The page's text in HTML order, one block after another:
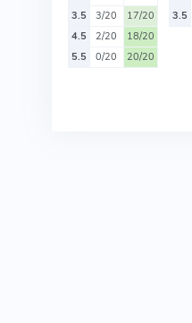
3.5
3/20
17/20
4.5
2/20
18/20
5.5
0/20 20/20
3.5